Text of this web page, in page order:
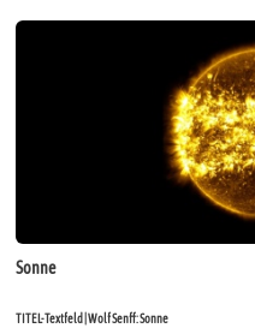
Sonne
TITEL-Textfeld | Wolf Senff: Sonne